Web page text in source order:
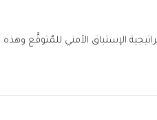
الإستباق الأمني للمٌتوقَّع